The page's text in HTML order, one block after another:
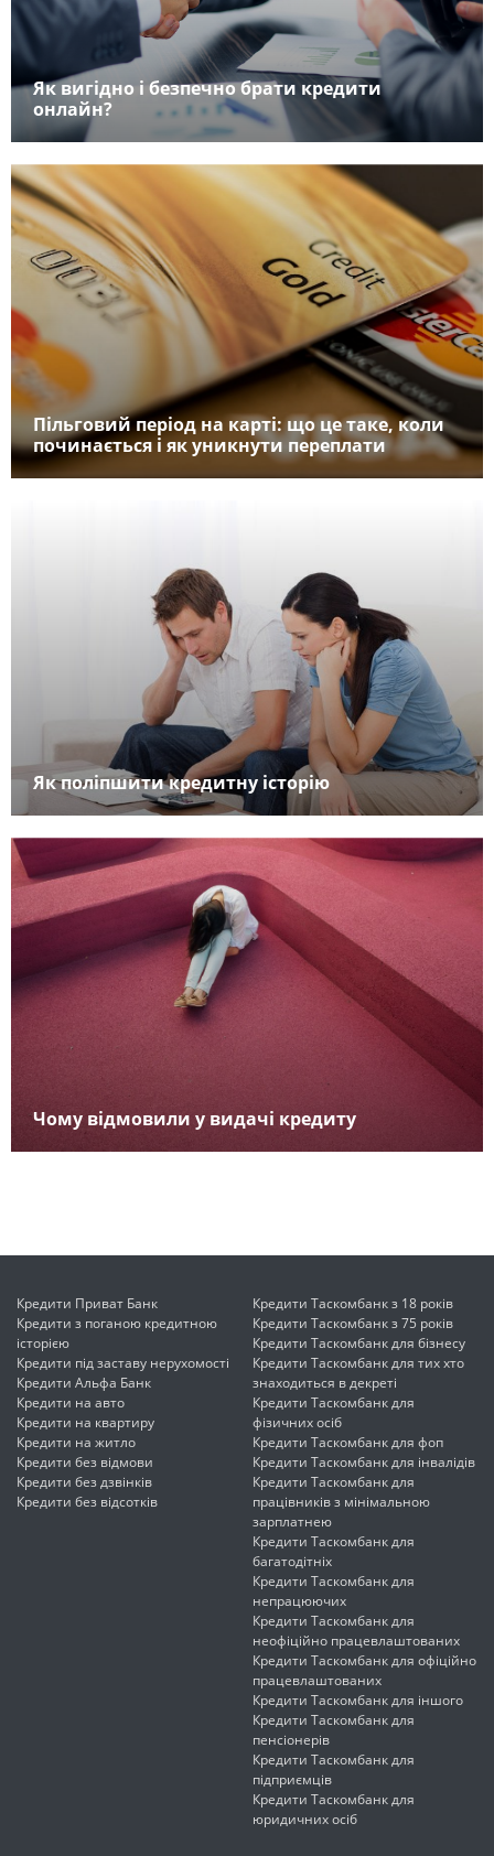
Як вигідно і безпечно брати кредити
онлайн?
Пільговий період на карті: що це таке, коли
починається і як уникнути переплати
Як поліпшити кредитну історію
Чому відмовили у видачі кредиту
Кредити Приват Банк
Кредити з поганою кредитною
історією
Кредити під заставу нерухомості
Кредити Альфа Банк
Кредити на авто
Кредити на квартиру
Кредити на житло
Кредити без відмови
Кредити без дзвінків
Кредити без відсотків
Кредити Таскомбанк з 18 років
Кредити Таскомбанк з 75 років
Кредити Таскомбанк для бізнесу
Кредити Таскомбанк для тих хто
знаходиться в декреті
Кредити Таскомбанк для
фізичних осіб
Кредити Таскомбанк для фоп
Кредити Таскомбанк для інвалідів
Кредити Таскомбанк для
працівників з мінімальною
зарплатнею
Кредити Таскомбанк для
багатодітніх
Кредити Таскомбанк для
непрацюючих
Кредити Таскомбанк для
неофіційно працевлаштованих
Кредити Таскомбанк для офіційно
працевлаштованих
Кредити Таскомбанк для іншого
Кредити Таскомбанк для
пенсіонерів
Кредити Таскомбанк для
підприємців
Кредити Таскомбанк для
юридичних осіб